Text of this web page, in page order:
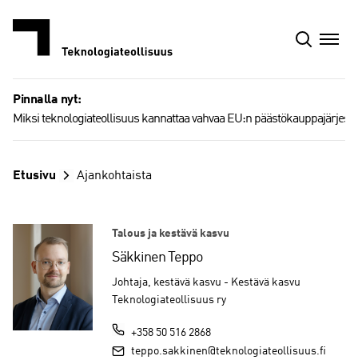
Pinnalla nyt:
Miksi teknologiateollisuus kannattaa vahvaa EU:n
Etusivu Ajankohtaista
Talous ja kestävä kasvu
Säkkinen Teppo
Johtaja, kestävä kasvu - Kestävä kasvu
Teknologiateollisuus ry
+358 50 516 2868
teppo.sakkinen@teknologiateollisuus.fi